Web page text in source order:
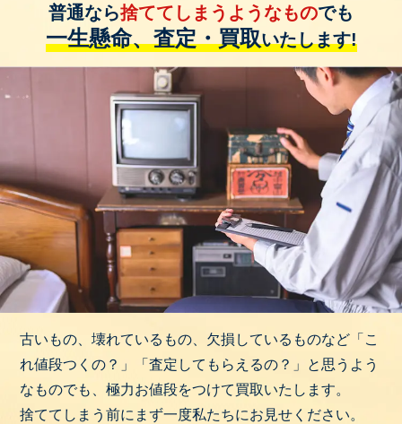
普通なら捨ててしまうようなものでも
一生懸命、査定・買取いたします!
古いもの、壊れているもの、欠損しているものなど「こ
れ値段つくの？」「査定してもらえるの？」と思うよう
なものでも、極力お値段をつけて買取いたします。
捨ててしまう前にまず一度私たちにお見せください。